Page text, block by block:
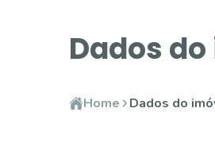
Dados
Home Dados do